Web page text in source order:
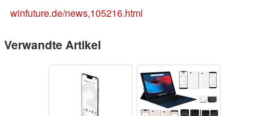
winfuture.de/news,105216.html
Verwandte Artikel